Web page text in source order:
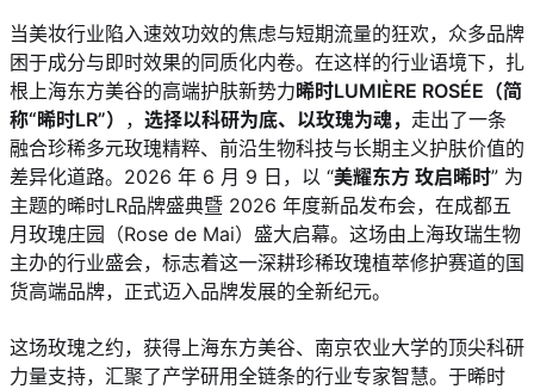
当美妆行业陷入速效功效的焦虑与短期流量的狂欢，众多品牌
困于成分与即时效果的同质化内卷。在这样的行业语境下，扎
根上海东方美谷的高端护肤新势力晞时LUMIÈRE ROSÉE（简
称“晞时LR”） ， 选择以科研为底、以玫瑰为魂， 走出了一条
融合珍稀多元玫瑰精粹、前沿生物科技与长期主义护肤价值的
差异化道路。2026 年 6 月 9 日，以 “美耀东方 玫启晞时” 为
主题的晞时LR品牌盛典暨 2026 年度新品发布会，在成都五
月玫瑰庄园（Rose de Mai）盛大启幕。这场由上海玫瑞生物
主办的行业盛会，标志着这一深耕珍稀玫瑰植萃修护赛道的国
货高端品牌，正式迈入品牌发展的全新纪元。
这场玫瑰之约，获得上海东方美谷、南京农业大学的顶尖科研
力量支持，汇聚了产学研用全链条的行业专家智慧。于晞时